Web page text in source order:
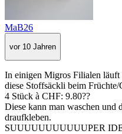
MaB26
vor 10 Jahren
In einigen Migros Filialen
diese Stoffsäckli beim Früchte/
4 Stück à CHF: 9.80??
Diese kann man waschen und
draufkleben.
SUUUUUUUUUUUPER